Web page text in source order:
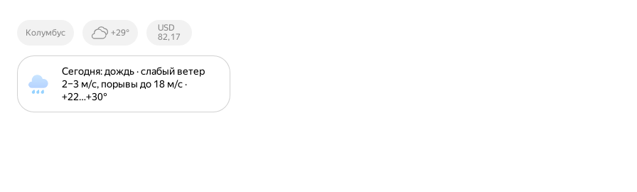
Колумбус +29°
Курсы ЦБ
РФ
USD
82,17
Сегодня: дождь · слабый ветер
2⁠–⁠3 м⁠/⁠с, порывы до 18 м⁠/⁠с ·
+22⁠…⁠+30⁠°